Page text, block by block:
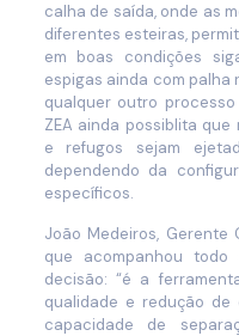
calha de saída, onde as
diferentes esteiras,
em boas condições
espigas ainda com palha
qualquer outro
ZEA ainda possiblita
e refugos sejam
dependendo da
específicos.
João Medeiros, Gerente
que acompanhou
decisão: “é a
qualidade e redução
capacidade de